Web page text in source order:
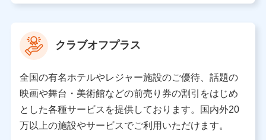
クラブオフプラス
全国の有名ホテルやレジャー施設のご優待、話題の
映画や舞台・美術館などの前売り券の割引をはじめ
とした各種サービスを提供しております。国内外20
万以上の施設やサービスでご利用いただけます。